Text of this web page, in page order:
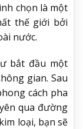
chọn là một
thế giới bởi
nước.
bắt đầu một
gian. Sau
cách pha
qua đường
loại, bạn sẽ